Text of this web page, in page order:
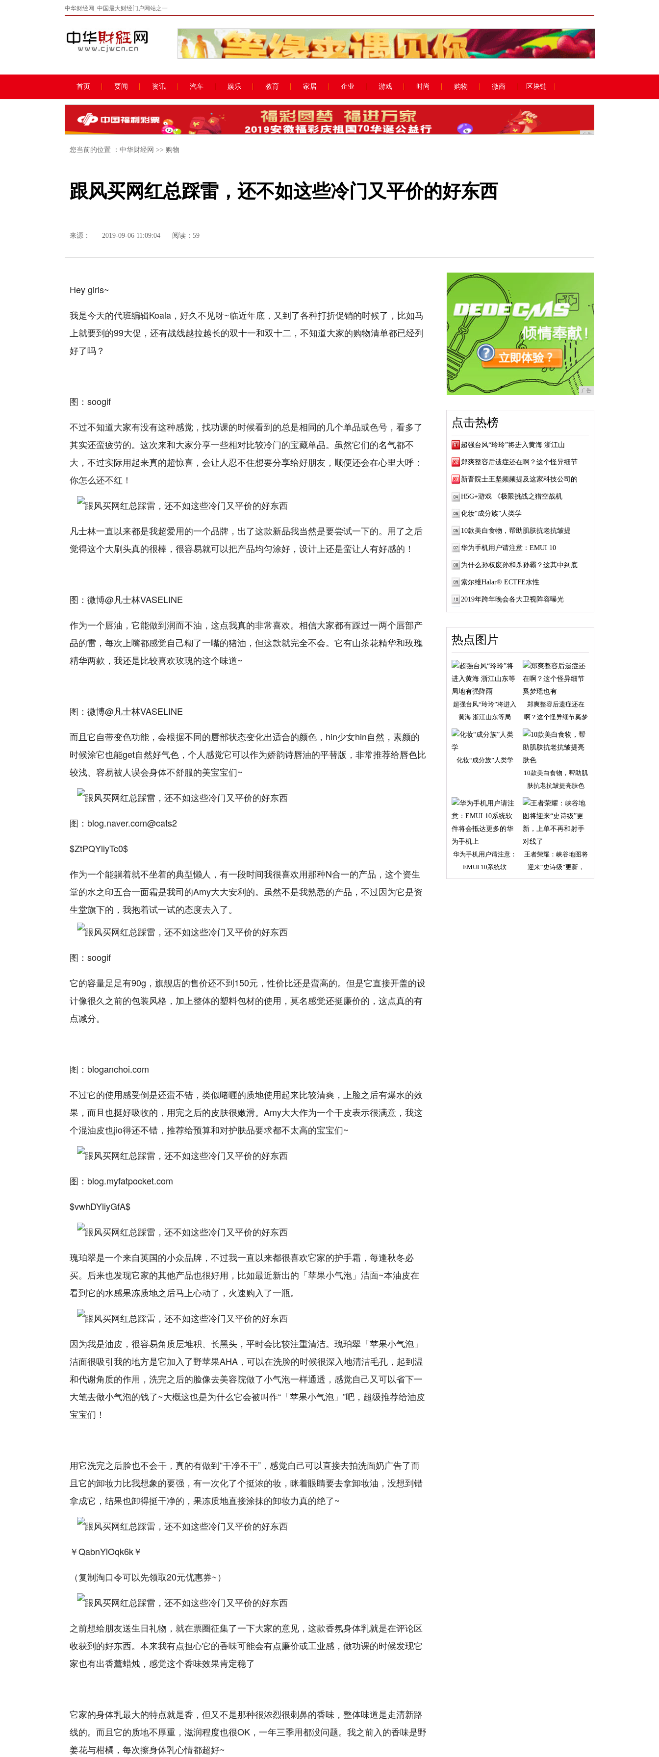
中华财经网_中国最大财经门户网站之一
首页 要闻 资讯 汽车 娱乐 教育 家居 企业 游戏 时尚 购物 微商 区块链
广告
您当前的位置 ： 中华财经网 >> 购物
跟风买网红总踩雷，还不如这些冷门又平价的好东西
来源： 2019-09-06 11:09:04 阅读：59
Hey girls~
我是今天的代班编辑Koala，好久不见呀~临近年底，又到了各种打折促销的时候了，比如马
上就要到的99大促，还有战线越拉越长的双十一和双十二，不知道大家的购物清单都已经列
好了吗？
图：soogif
不过不知道大家有没有这种感觉，找功课的时候看到的总是相同的几个单品或色号，看多了
其实还蛮疲劳的。这次来和大家分享一些相对比较冷门的宝藏单品。虽然它们的名气都不
大，不过实际用起来真的超惊喜，会让人忍不住想要分享给好朋友，顺便还会在心里大呼：
你怎么还不红！
凡士林一直以来都是我超爱用的一个品牌，出了这款新品我当然是要尝试一下的。用了之后
觉得这个大刷头真的很棒，很容易就可以把产品均匀涂好，设计上还是蛮让人有好感的！
图：微博@凡士林VASELINE
作为一个唇油，它能做到润而不油，这点我真的非常喜欢。相信大家都有踩过一两个唇部产
品的雷，每次上嘴都感觉自己糊了一嘴的猪油，但这款就完全不会。它有山茶花精华和玫瑰
精华两款，我还是比较喜欢玫瑰的这个味道~
图：微博@凡士林VASELINE
而且它自带变色功能，会根据不同的唇部状态变化出适合的颜色，hin少女hin自然，素颜的
时候涂它也能get自然好气色，个人感觉它可以作为娇韵诗唇油的平替版，非常推荐给唇色比
较浅、容易被人误会身体不舒服的美宝宝们~
图：blog.naver.com@cats2
$ZtPQYliyTc0$
作为一个能躺着就不坐着的典型懒人，有一段时间我很喜欢用那种N合一的产品，这个资生
堂的水之印五合一面霜是我司的Amy大大安利的。虽然不是我熟悉的产品，不过因为它是资
生堂旗下的，我抱着试一试的态度去入了。
图：soogif
它的容量足足有90g，旗舰店的售价还不到150元，性价比还是蛮高的。但是它直接开盖的设
计像很久之前的包装风格，加上整体的塑料包材的使用，莫名感觉还挺廉价的，这点真的有
点减分。
图：bloganchoi.com
不过它的使用感受倒是还蛮不错，类似啫喱的质地使用起来比较清爽，上脸之后有爆水的效
果，而且也挺好吸收的，用完之后的皮肤很嫩滑。Amy大大作为一个干皮表示很满意，我这
个混油皮也jio得还不错，推荐给预算和对护肤品要求都不太高的宝宝们~
图：blog.myfatpocket.com
$vwhDYliyGfA$
瑰珀翠是一个来自英国的小众品牌，不过我一直以来都很喜欢它家的护手霜，每逢秋冬必
买。后来也发现它家的其他产品也很好用，比如最近新出的「苹果小气泡」洁面~本油皮在
看到它的水感果冻质地之后马上心动了，火速购入了一瓶。
因为我是油皮，很容易角质层堆积、长黑头，平时会比较注重清洁。瑰珀翠「苹果小气泡」
洁面很吸引我的地方是它加入了野苹果AHA，可以在洗脸的时候很深入地清洁毛孔，起到温
和代谢角质的作用，洗完之后的脸像去美容院做了小气泡一样通透，感觉自己又可以省下一
大笔去做小气泡的钱了~大概这也是为什么它会被叫作“「苹果小气泡」”吧，超级推荐给油皮
宝宝们！
用它洗完之后脸也不会干，真的有做到“干净不干”，感觉自己可以直接去拍洗面奶广告了而
且它的卸妆力比我想象的要强，有一次化了个挺浓的妆，眯着眼睛要去拿卸妆油，没想到错
拿成它，结果也卸得挺干净的，果冻质地直接涂抹的卸妆力真的绝了~
￥QabnYlOqk6k￥
（复制淘口令可以先领取20元优惠券~）
之前想给朋友送生日礼物，就在票圈征集了一下大家的意见，这款香氛身体乳就是在评论区
收获到的好东西。本来我有点担心它的香味可能会有点廉价或工业感，做功课的时候发现它
家也有出香薰蜡烛，感觉这个香味效果肯定稳了
它家的身体乳最大的特点就是香，但又不是那种很浓烈很刺鼻的香味，整体味道是走清新路
线的。而且它的质地不厚重，滋润程度也很OK，一年三季用都没问题。我之前入的香味是野
姜花与柑橘，每次擦身体乳心情都超好~
广告
点击热榜
超强台风“玲玲”将进入黄海 浙江山
郑爽整容后遗症还在啊？这个怪异细节
新晋院士王坚频频提及这家科技公司的
H5G+游戏 《极限挑战之猎空战机
化妆“成分族”人类学
10款美白食物，帮助肌肤抗老抗皱提
华为手机用户请注意：EMUI 10
为什么孙权废孙和杀孙霸？这其中到底
索尔维Halar® ECTFE水性
2019年跨年晚会各大卫视阵容曝光
热点图片
超强台风“玲玲”将进入
黄海 浙江山东等局
郑爽整容后遗症还在
啊？这个怪异细节奚梦
瑶
化妆“成分族”人类学
10款美白食物，帮助肌
肤抗老抗皱提亮肤色
华为手机用户请注意：
EMUI 10系统软
王者荣耀：峡谷地图将
迎来“史诗级”更新，